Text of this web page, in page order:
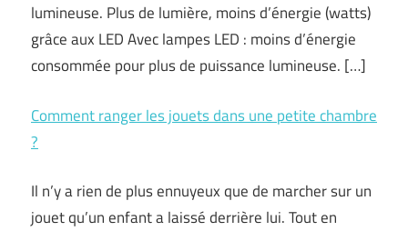
lumineuse. Plus de lumière, moins d’énergie (watts)
grâce aux LED Avec lampes LED : moins d’énergie
consommée pour plus de puissance lumineuse. […]
Comment ranger les jouets dans une petite chambre
?
Il n’y a rien de plus ennuyeux que de marcher sur un
jouet qu’un enfant a laissé derrière lui. Tout en